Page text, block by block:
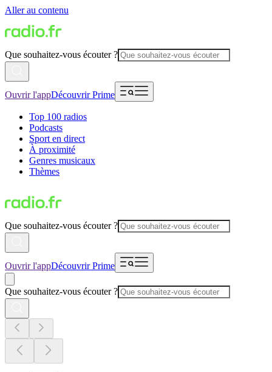
Aller au contenu
Que souhaitez-vous écouter ?
Ouvrir l'appDécouvrir Prime
Top 100 radios
Podcasts
Sport en direct
À proximité
Genres musicaux
Thèmes
Que souhaitez-vous écouter ?
Ouvrir l'appDécouvrir Prime
Que souhaitez-vous écouter ?